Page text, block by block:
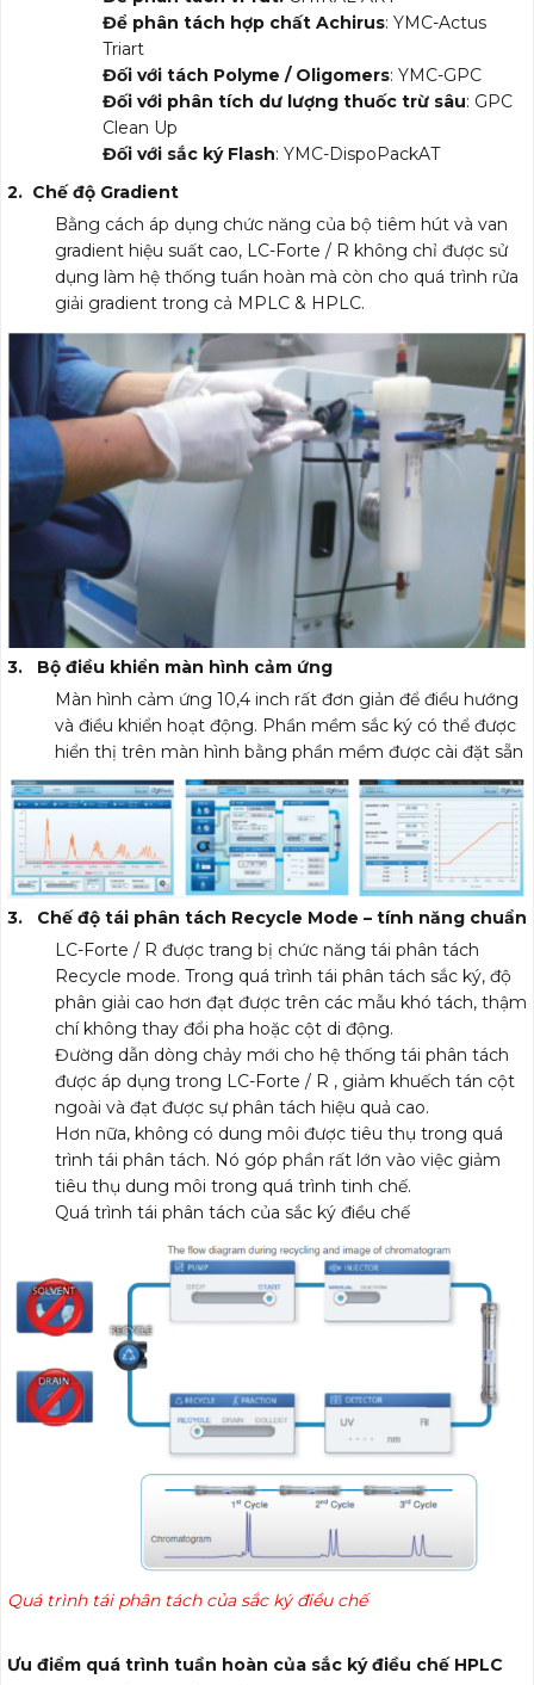
Để phân tách hợp chất Achirus: YMC-Actus
Triart
Đối với tách Polyme / Oligomers: YMC-GPC
Đối với phân tích dư lượng thuốc trừ sâu: GPC
Clean Up
Đối với sắc ký Flash: YMC-DispoPackAT
2. Chế độ Gradient
Bằng cách áp dụng chức năng của bộ tiêm hút và van
gradient hiệu suất cao, LC-Forte / R không chỉ được sử
dụng làm hệ thống tuần hoàn mà còn cho quá trình rửa
giải gradient trong cả MPLC & HPLC.
3. Bộ điều khiển màn hình cảm ứng
Màn hình cảm ứng 10,4 inch rất đơn giản để điều hướng
và điều khiển hoạt động. Phần mềm sắc ký có thể được
hiển thị trên màn hình bằng phần mềm được cài đặt sẵn
3. Chế độ tái phân tách Recycle Mode – tính năng chuẩn
LC-Forte / R được trang bị chức năng tái phân tách
Recycle mode. Trong quá trình tái phân tách sắc ký, độ
phân giải cao hơn đạt được trên các mẫu khó tách, thậm
chí không thay đổi pha hoặc cột di động.
Đường dẫn dòng chảy mới cho hệ thống tái phân tách
được áp dụng trong LC-Forte / R , giảm khuếch tán cột
ngoài và đạt được sự phân tách hiệu quả cao.
Hơn nữa, không có dung môi được tiêu thụ trong quá
trình tái phân tách. Nó góp phần rất lớn vào việc giảm
tiêu thụ dung môi trong quá trình tinh chế.
Quá trình tái phân tách của sắc ký điều chế
Quá trình tái phân tách của sắc ký điều chế
Ưu điểm quá trình tuần hoàn của sắc ký điều chế HPLC